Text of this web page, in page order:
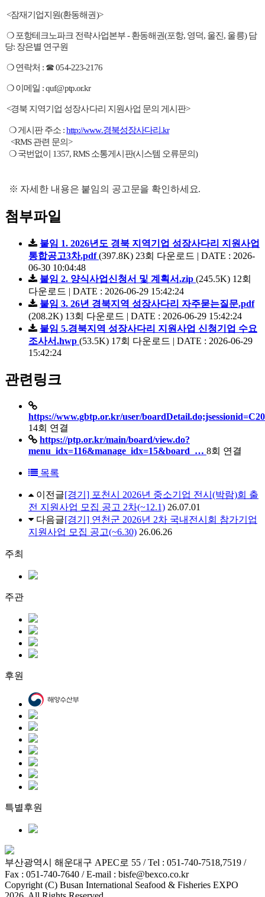
<잠재기업지원(환동해권)>
❍ 포항테크노파크 전략사업본부 - 환동해권(포항, 영덕, 울진, 울릉) 담
당: 장은별 연구원
❍ 연락처 : ☎054-223-2176
❍ 이메일 : quf@ptp.or.kr
<경북 지역기업 성장사다리 지원사업 문의 게시판>
❍ 게시판 주소 :http://www.경북성장사다리.kr
<RMS 관련 문의>
❍국번없이 1357, RMS 소통게시판(시스템 오류문의)
※ 자세한 내용은 붙임의 공고문을 확인하세요.
첨부파일
붙임 1. 2026년도 경북 지역기업 성장사다리 지원사업
통합공고3차.pdf (397.8K) 23회 다운로드 | DATE : 2026-
06-30 10:04:48
붙임 2. 양식사업신청서 및 계획서.zip (245.5K) 12회
다운로드 | DATE : 2026-06-29 15:42:24
붙임 3. 26년 경북지역 성장사다리 자주묻는질문.pdf
(208.2K) 13회 다운로드 | DATE : 2026-06-29 15:42:24
붙임 5.경북지역 성장사다리 지원사업 신청기업 수요
조사서.hwp (53.5K) 17회 다운로드 | DATE : 2026-06-29
15:42:24
관련링크
https://www.gbtp.or.kr/user/
14회 연결
https://ptp.or.kr/main/board/view.do?
menu_idx=116&manage_idx=15&board_… 8회 연결
목록
이전글[경기] 포천시 2026년 중소기업 전시(박람)회 출
전 지원사업 모집 공고 2차(~12.1) 26.07.01
다음글[경기] 연천군 2026년 2차 국내전시회 참가기업
지원사업 모집 공고(~6.30) 26.06.26
주최
주관
후원
특별후원
부산광역시 해운대구 APEC로 55 / Tel : 051-740-7518,7519 /
Fax : 051-740-7640 / E-mail : bisfe@bexco.co.kr
Copyright (C) Busan International Seafood & Fisheries EXPO